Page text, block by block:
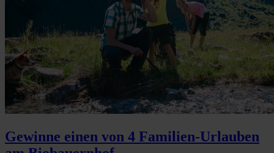
Gewinne einen von 4 Familien-Urlauben